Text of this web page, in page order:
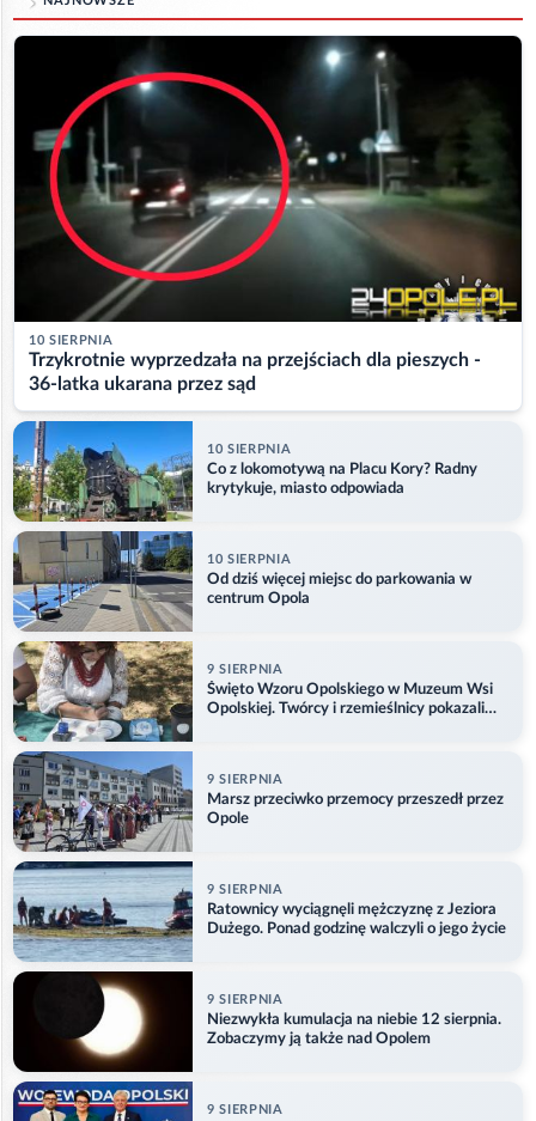
10 SIERPNIA
Trzykrotnie wyprzedzała na przejściach dla pieszych -
36-latka ukarana przez sąd
10 SIERPNIA
Co z lokomotywą na Placu Kory? Radny
krytykuje, miasto odpowiada
10 SIERPNIA
Od dziś więcej miejsc do parkowania w
centrum Opola
9 SIERPNIA
Święto Wzoru Opolskiego w Muzeum Wsi
Opolskiej. Twórcy i rzemieślnicy pokazali
9 SIERPNIA
Marsz przeciwko przemocy przeszedł przez
Opole
9 SIERPNIA
Ratownicy wyciągnęli mężczyznę z Jeziora
Dużego. Ponad godzinę walczyli o jego życie
9 SIERPNIA
Niezwykła kumulacja na niebie 12 sierpnia.
Zobaczymy ją także nad Opolem
9 SIERPNIA